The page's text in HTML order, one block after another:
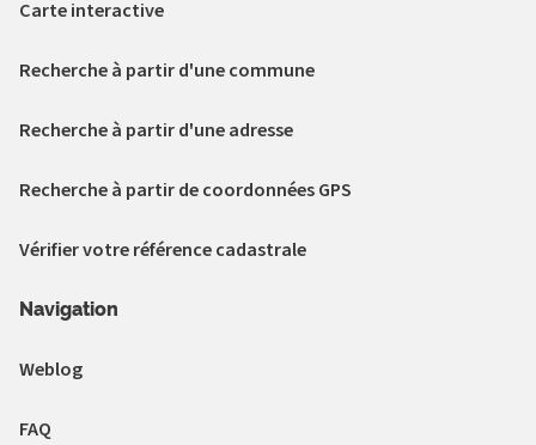
Carte interactive
Recherche à partir d'une commune
Recherche à partir d'une adresse
Recherche à partir de coordonnées GPS
Vérifier votre référence cadastrale
Navigation
Weblog
FAQ